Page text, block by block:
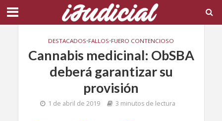
DESTACADOS•FALLOS•FUERO CONTENCIOSO
Cannabis medicinal: ObSBA
deberá garantizar su
provisión
1 de abril de 2019 3 minutos de lectura